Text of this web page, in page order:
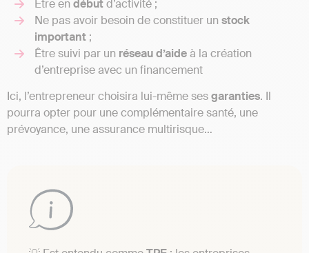
Etre en débutd’activité ;
Ne pas avoir besoin de constituer un stock
important ;
Être suivi par un réseaud’aideà la création
d’entreprise avec un financement
Ici, l’entrepreneur choisira lui-même sesgaranties. Il
pourra opter pour une complémentaire santé, une
prévoyance, une assurance multirisque…